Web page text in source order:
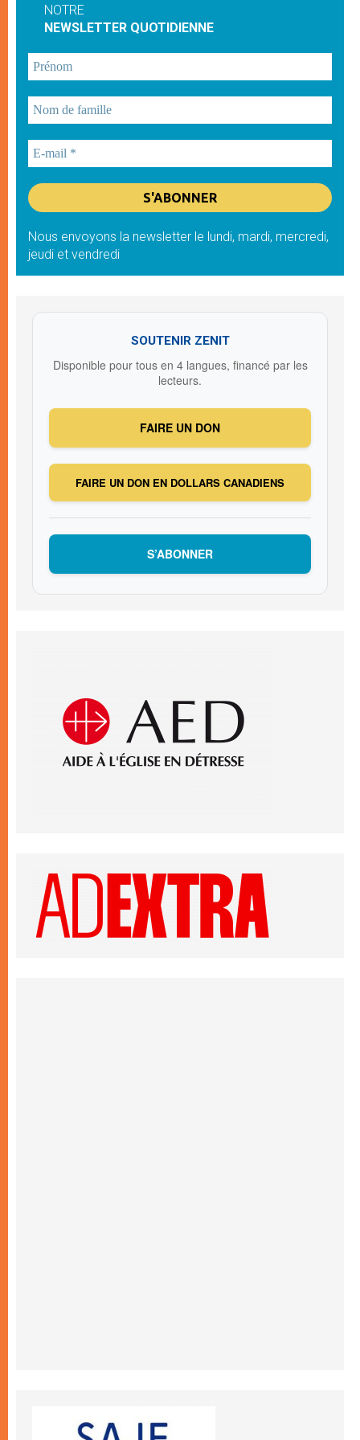
NOTRE
NEWSLETTER QUOTIDIENNE
Nous envoyons la newsletter le lundi, mardi, mercredi,
jeudi et vendredi
SOUTENIR ZENIT
Disponible pour tous en 4 langues, financé par les
lecteurs.
FAIRE UN DON
FAIRE UN DON EN DOLLARS CANADIENS
S’ABONNER